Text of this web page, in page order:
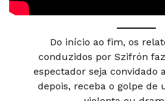
Do início ao fim, os
conduzidos por Szifrón
espectador seja convidado
depois, receba o golpe de